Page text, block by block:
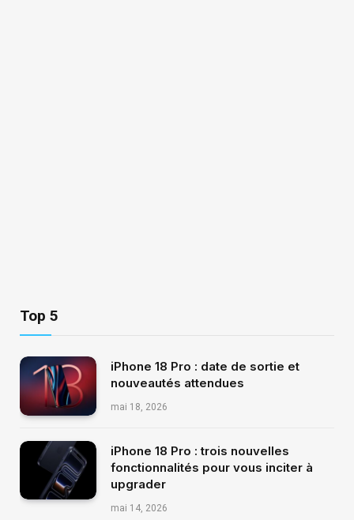
Top 5
iPhone 18 Pro : date de sortie et
nouveautés attendues
mai 18, 2026
iPhone 18 Pro : trois nouvelles
fonctionnalités pour vous inciter à
upgrader
mai 14, 2026